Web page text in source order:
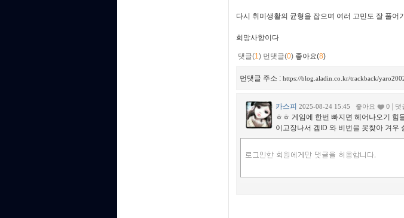
다시 취미생활의 균형을 잡으며 여러 고민도 잘 풀어
희망사항이다
댓글(1) 먼댓글(0) 좋아요(8)
먼댓글 주소 : https://blog.aladin.co.kr/trackback/
카스피 2025-08-24 15:45 좋아요 0 댓
ㅎㅎ 게임에 한번 빠지면 헤어나오기 힘
이고장나서 겜ID 와 비번을 못찾아 겨우